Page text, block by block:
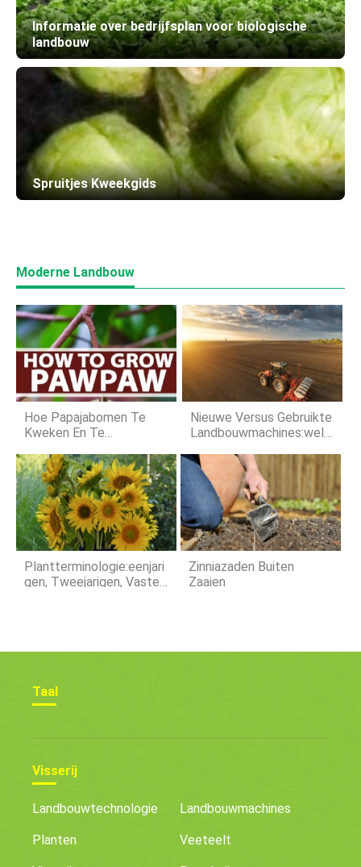
Informatie over bedrijfsplan voor biologische
landbouw
Spruitjes Kweekgids
Moderne Landbouw
Hoe Papajabomen Te
Kweken En Te
Nieuwe Versus Gebruikte
Landbouwmachines:welk
Plantterminologie:eenjari
Gen, Tweejarigen, Vaste
Zinniazaden Buiten
Zaaien
Taal
Visserij
Landbouwtechnologie Landbouwmachines
Planten Veeteelt